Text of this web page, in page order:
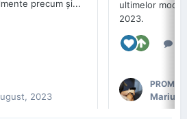
precum şi...
2023
ultimelor
2023.
Marius